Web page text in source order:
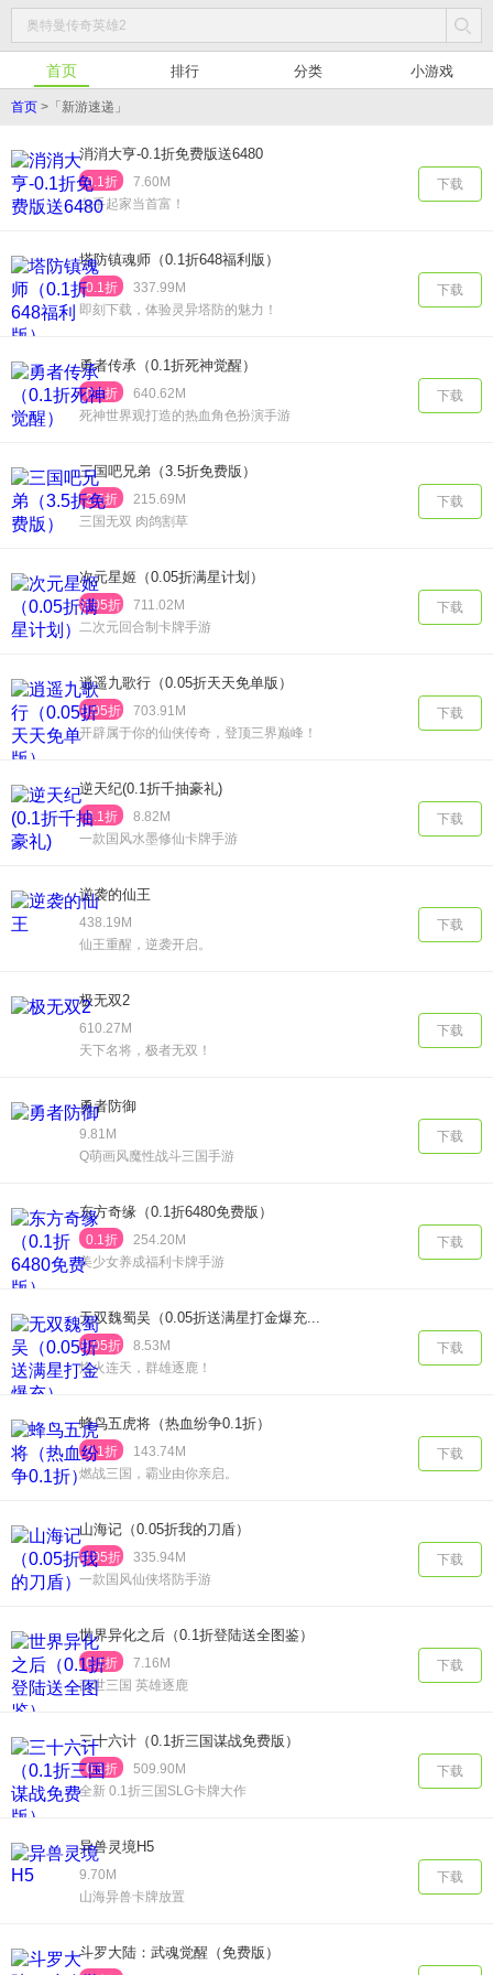
首页 排行 分类 小游戏
首页 > 「新游速递」
消消大亨-0.1折免费版送6480
0.1折
7.60M
白手起家当首富！
下载
塔防镇魂师（0.1折648福利版）
0.1折
337.99M
即刻下载，体验灵异塔防的魅力！
下载
勇者传承（0.1折死神觉醒）
0.1折
640.62M
死神世界观打造的热血角色扮演手游
下载
三国吧兄弟（3.5折免费版）
3.5折
215.69M
三国无双 肉鸽割草
下载
次元星姬（0.05折满星计划）
0.05折
711.02M
二次元回合制卡牌手游
下载
逍遥九歌行（0.05折天天免单版）
0.05折
703.91M
开辟属于你的仙侠传奇，登顶三界巅峰！
下载
逆天纪(0.1折千抽豪礼)
0.1折
8.82M
一款国风水墨修仙卡牌手游
下载
逆袭的仙王
438.19M
仙王重醒，逆袭开启。
下载
极无双2
610.27M
天下名将，极者无双！
下载
勇者防御
9.81M
Q萌画风魔性战斗三国手游
下载
东方奇缘（0.1折6480免费版）
0.1折
254.20M
美少女养成福利卡牌手游
下载
无双魏蜀吴（0.05折送满星打金爆充...
0.05折
8.53M
烽火连天，群雄逐鹿！
下载
蜂鸟五虎将（热血纷争0.1折）
0.1折
143.74M
燃战三国，霸业由你亲启。
下载
山海记（0.05折我的刀盾）
0.05折
335.94M
一款国风仙侠塔防手游
下载
世界异化之后（0.1折登陆送全图鉴）
0.1折
7.16M
乱世三国 英雄逐鹿
下载
三十六计（0.1折三国谋战免费版）
0.1折
509.90M
全新 0.1折三国SLG卡牌大作
下载
异兽灵境H5
9.70M
山海异兽卡牌放置
下载
斗罗大陆：武魂觉醒（免费版）